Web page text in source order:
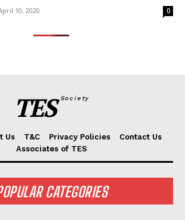
10, 2020 0
TES Society
Us T&C Privacy Policies
Contact Us
Associates of TES
CATEGORIES